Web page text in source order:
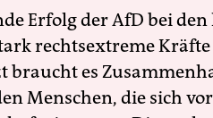
Erfolg der AfD bei
rechtsextreme
braucht es
Menschen, die sich